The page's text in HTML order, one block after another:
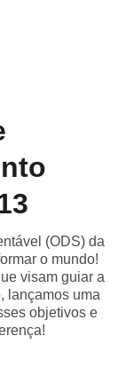
(ODS) da
o mundo!
visam guiar a
lançamos uma
objetivos e